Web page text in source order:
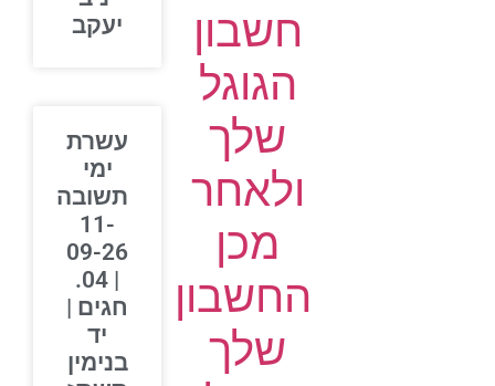
חשבון
הגוגל
שלך
ולאחר
מכן
החשבון
שלך
יעקב
עשרת
ימי
תשובה
11-
09-26
| 04.
חגים |
בנימין